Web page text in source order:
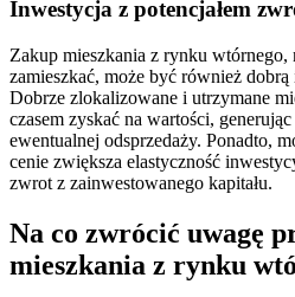
Inwestycja z potencjałem
Zakup mieszkania z rynku
zamieszkać, może być również
Dobrze zlokalizowane i utrzymane
czasem zyskać na wartości,
ewentualnej odsprzedaży. Ponadto,
cenie zwiększa elastyczność
zwrot z zainwestowanego kapitału.
Na co zwrócić uwagę
mieszkania z rynku